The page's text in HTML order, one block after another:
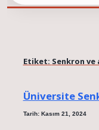
Etiket: Senkron
Üniversite
Tarih: Kasım 21, 2024